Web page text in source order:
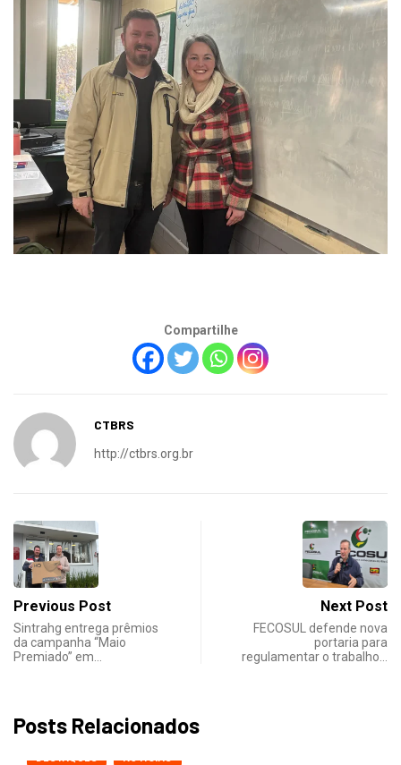
Compartilhe
CTBRS
http://ctbrs.org.br
Previous Post
Sintrahg entrega prêmios
da campanha “Maio
Premiado” em…
Next Post
FECOSUL defende nova
portaria para
regulamentar o trabalho…
Posts Relacionados
DESTAQUES NOTICIAS